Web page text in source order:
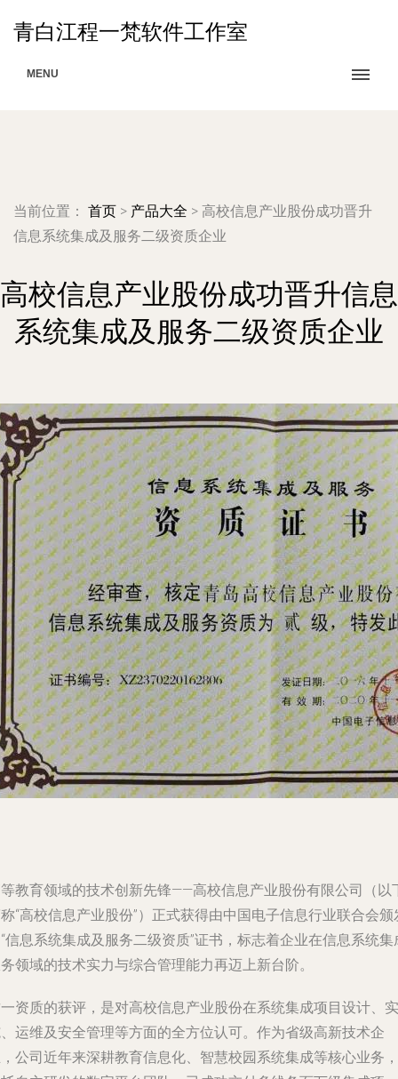
青白江程一梵软件工作室
MENU
当前位置： 首页 > 产品大全 > 高校信息产业股份成功晋升
信息系统集成及服务二级资质企业
高校信息产业股份成功晋升信息
系统集成及服务二级资质企业
教育领域的技术创新先锋——高校信息产业股份有限公司（以
“高校信息产业股份”）正式获得由中国电子信息行业联合会颁
信息系统集成及服务二级资质”证书，标志着企业在信息系统集
领域的技术实力与综合管理能力再迈上新台阶。
资质的获评，是对高校信息产业股份在系统集成项目设计、实
运维及安全管理等方面的全方位认可。作为省级高新技术企
公司近年来深耕教育信息化、智慧校园系统集成等核心业务，